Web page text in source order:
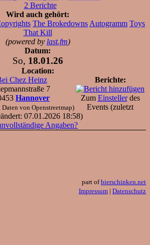
2 Berichte
Wird auch gehört:
The Brokedowns Autogramm Toys
That Kill
(powered by last.fm)
Datum:
So, 18.01.26
Location:
Chez Heinz
7
Hannover
Daten von Openstreetmap)
Berichte:
Zum Einstellerdes
Events (zuletzt
07.01.2026 18:58)
Angaben?
part ofbierschinken.net
Impressum | Datenschutz